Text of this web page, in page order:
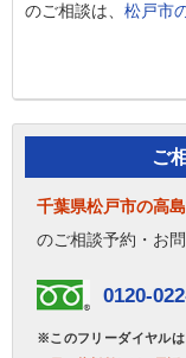
のご相談は、 松戸市
ご
千葉県松戸市の高
のご相談予約・お
0120-
※このフリーダイヤル